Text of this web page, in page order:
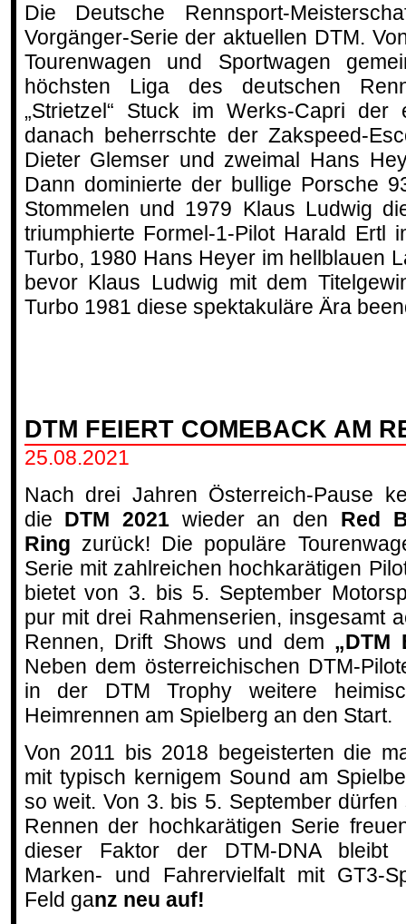
Die Deutsche Rennsport-
Vorgänger-Serie der aktuellen DTM.
Tourenwagen und Sportwagen
höchsten Liga des deutschen
„Strietzel“ Stuck im Werks-Capri der
danach beherrschte der Zakspeed-
Dieter Glemser und zweimal Hans
Dann dominierte der bullige Porsche
Stommelen und 1979 Klaus Ludwig
triumphierte Formel-1-Pilot Harald Ertl
Turbo, 1980 Hans Heyer im hellblauen
bevor Klaus Ludwig mit dem
Turbo 1981 diese spektakuläre Ära
DTM FEIERT COMEBACK AM
25.08.2021
Nach drei Jahren Österreich-Pause
die DTM 2021wieder an den Red
Ring zurück! Die populäre
Serie mit zahlreichen hochkarätigen
bietet von 3. bis 5. September
pur mit drei Rahmenserien, insgesamt
Rennen, Drift Shows und dem „DTM
Neben dem österreichischen DTM-
in der DTM Trophy weitere
Heimrennen am Spielberg an den Start.
Von 2011 bis 2018 begeisterten die
mit typisch kernigem Sound am
so weit. Von 3. bis 5. September
Rennen der hochkarätigen Serie
dieser Faktor der DTM-DNA bleibt
Marken- und Fahrervielfalt mit GT3-
Feld ganz neu auf!